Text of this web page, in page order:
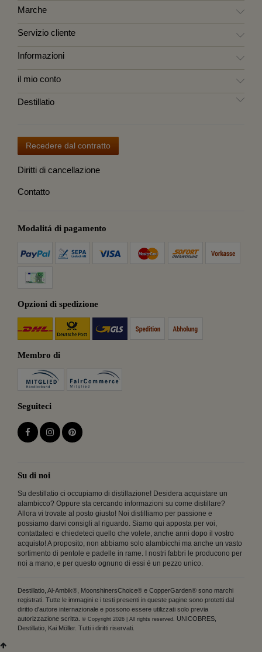
Marche
Servizio cliente
Informazioni
il mio conto
Destillatio
Recedere dal contratto
Diritti di cancellazione
Contatto
Modalitá di pagamento
Opzioni di spedizione
Membro di
Seguiteci
Su di noi
Su destillatio ci occupiamo di distillazione! Desidera acquistare un
alambicco? Oppure sta cercando informazioni su come distillare?
Allora vi trovate al posto giusto! Noi distilliamo per passione e
possiamo darvi consigli al riguardo. Siamo qui apposta per voi,
contattateci e chiedeteci quello che volete, anche anni dopo il vostro
acquisto! A proposito, non abbiamo solo alambicchi ma anche un vasto
sortimento di pentole e padelle in rame. I nostri fabbri le producono per
noi a mano, e per questo ognuno di essi é un pezzo unico.
Destillatio, Al-Ambik®, MoonshinersChoice® e CopperGarden® sono marchi
registrati. Tutte le immagini e i testi presenti in queste pagine sono protetti dal
diritto d'autore internazionale e possono essere utilizzati solo previa
autorizzazione scritta. © Copyright 2026 | All rights reserved.
UNICOBRES,
Destillatio, Kai Möller. Tutti i diritti riservati.